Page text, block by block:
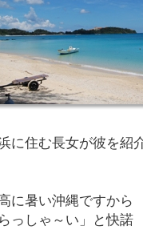
住む長女が彼を紹
に暑い沖縄ですから
っしゃ～い」と快諾